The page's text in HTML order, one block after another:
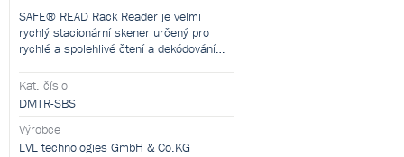
SAFE® READ Rack Reader je velmi
rychlý stacionární skener určený pro
rychlé a spolehlivé čtení a dekódování
stojáncích, který umožňuje bezpečnou a
přesnou správu vzorků.
Kat. číslo
DMTR-SBS
Výrobce
LVL technologies GmbH & Co.KG